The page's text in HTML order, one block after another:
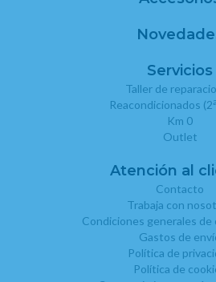
Servicios
Taller de
Reacondicionados (2a
Km 0
Outlet
Atención al
Contacto
Trabaja con
Condiciones generales
Gastos de
Política de
Política de